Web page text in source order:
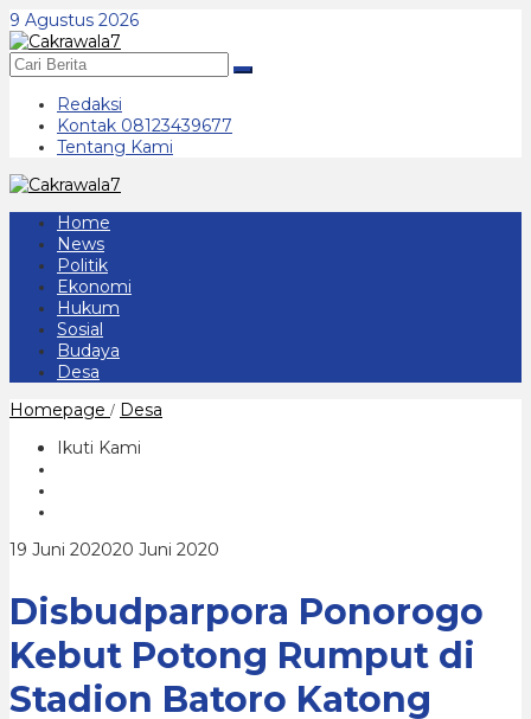
Lewati
ke
konten
9 Agustus 2026
Redaksi
Kontak 08123439677
Tentang Kami
Home
News
Politik
Ekonomi
Hukum
Sosial
Budaya
Desa
Homepage / Desa
Batoro
Katong
Ikuti Kami
19 Juni 202020 Juni 2020
Disbudparpora Ponorogo
Kebut Potong Rumput di
Stadion Batoro Katong